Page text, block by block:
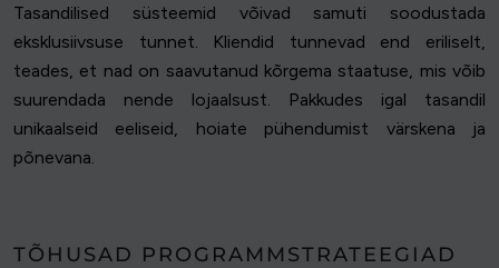
Tasandilised süsteemid võivad samuti soodustada
eksklusiivsuse tunnet. Kliendid tunnevad end eriliselt,
teades, et nad on saavutanud kõrgema staatuse, mis võib
suurendada nende lojaalsust. Pakkudes igal tasandil
unikaalseid eeliseid, hoiate pühendumist värskena ja
põnevana.
TÕHUSAD PROGRAMMSTRATEEGIAD